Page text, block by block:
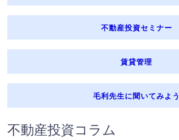
不動産投資セミナー
賃貸管理
毛利先生に聞いてみよう
不動産投資コラム